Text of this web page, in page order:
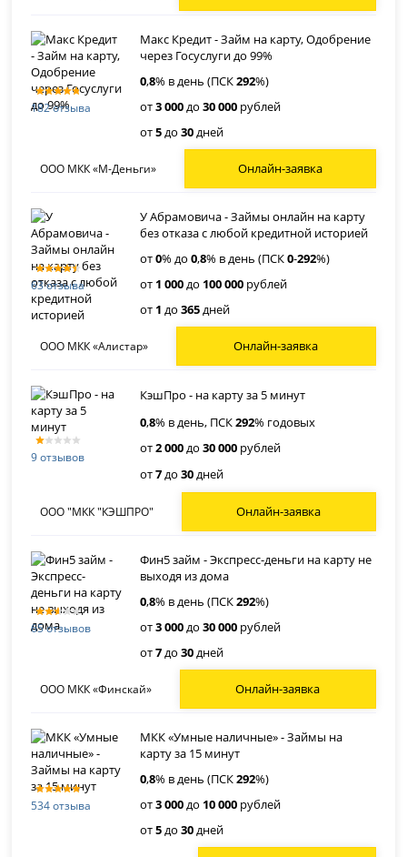
182 отзыва
Макс Кредит - Займ на карту, Одобрение
через Госуслуги до 99%
0,8% в день (ПСК292%)
от3 000до30 000 рублей
от5до30дней
ООО МКК «М-Деньги» Онлайн-заявка
63 отзыва
У Абрамовича - Займы онлайн на карту
без отказа с любой кредитной историей
от0% до0,8% в день (ПСК0-292%)
от 1 000до 100 000 рублей
от 1 до365дней
ООО МКК «Алистар» Онлайн-заявка
9 отзывов
КэшПро - на карту за 5 минут
0,8% в день, ПСК292% годовых
от2 000до30 000 рублей
от7до30дней
ООО "МКК "КЭШПРО" Онлайн-заявка
65 отзывов
Фин5 займ - Экспресс-деньги на карту не
выходя из дома
0,8% в день (ПСК292%)
от3 000до30 000 рублей
от7до30дней
ООО МКК «Финскай» Онлайн-заявка
534 отзыва
МКК «Умные наличные» - Займы на
карту за 15 минут
0,8% в день (ПСК292%)
от3 000до 10 000 рублей
от5до30дней